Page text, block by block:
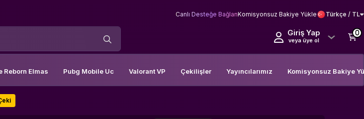
Canlı Desteğe BağlanKomisyonsuz Bakiye Yükle Türkçe / TL
Giriş Yap
veya üye ol
0
Reborn Elmas Pubg Mobile Uc Valorant VP Çekilişler Yayıncılarımız Komisyonsuz Bakiye